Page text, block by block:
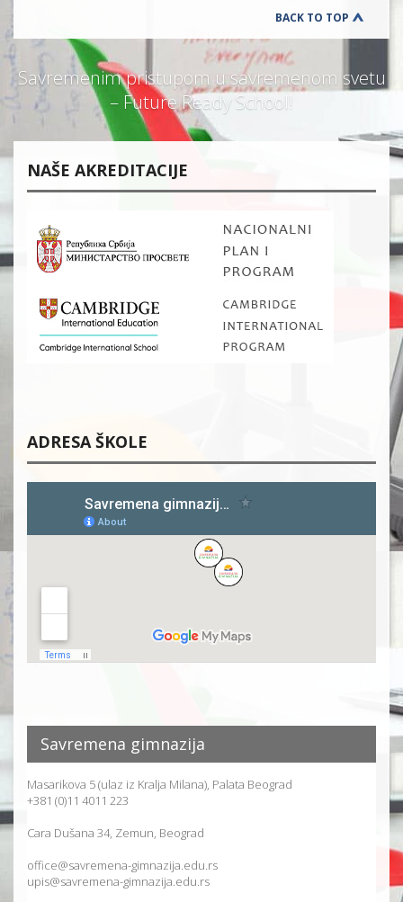
BACK TO TOP
Savremenim pristupom u savremenom svetu
– Future Ready School!
NAŠE AKREDITACIJE
ADRESA ŠKOLE
Savremena gimnazija
Masarikova 5 (ulaz iz Kralja Milana), Palata Beograd
+381 (0)11 4011 223
Cara Dušana 34, Zemun, Beograd
office@savremena-gimnazija.edu.rs
upis@savremena-gimnazija.edu.rs